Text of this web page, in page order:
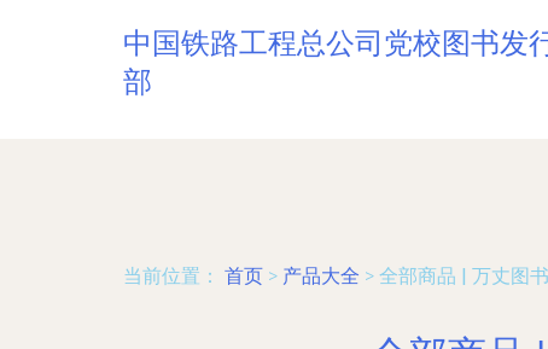
中国铁路工程总公司党校图书发
部
当前位置： 首页 > 产品大全 > 全部商品 | 万丈图